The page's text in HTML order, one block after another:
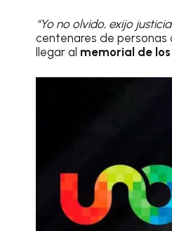
“Yo no olvido, exijo
centenares de personas
llegar al memorial de